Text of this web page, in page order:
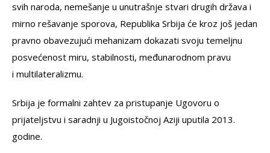
svih naroda, nemešanje u unutrašnje stvari drugih država i
mirno rešavanje sporova, Republika Srbija će kroz još jedan
pravno obavezujući mehanizam dokazati svoju temeljnu
posvećenost miru, stabilnosti, međunarodnom pravu
i multilateralizmu.
Srbija je formalni zahtev za pristupanje Ugovoru o
prijateljstvu i saradnji u Jugoistočnoj Aziji uputila 2013.
godine.